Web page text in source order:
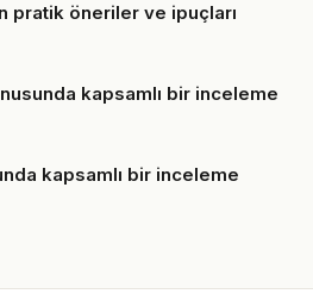
pratik öneriler ve ipuçları
kapsamlı bir inceleme
kapsamlı bir inceleme